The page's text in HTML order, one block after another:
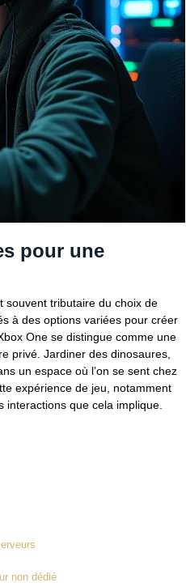
pour une
souvent tributaire du choix de
à des options variées pour créer
One se distingue comme une
privé. Jardiner des dinosaures,
un espace où l’on se sent chez
expérience de jeu, notamment
interactions que cela implique.
non dédié